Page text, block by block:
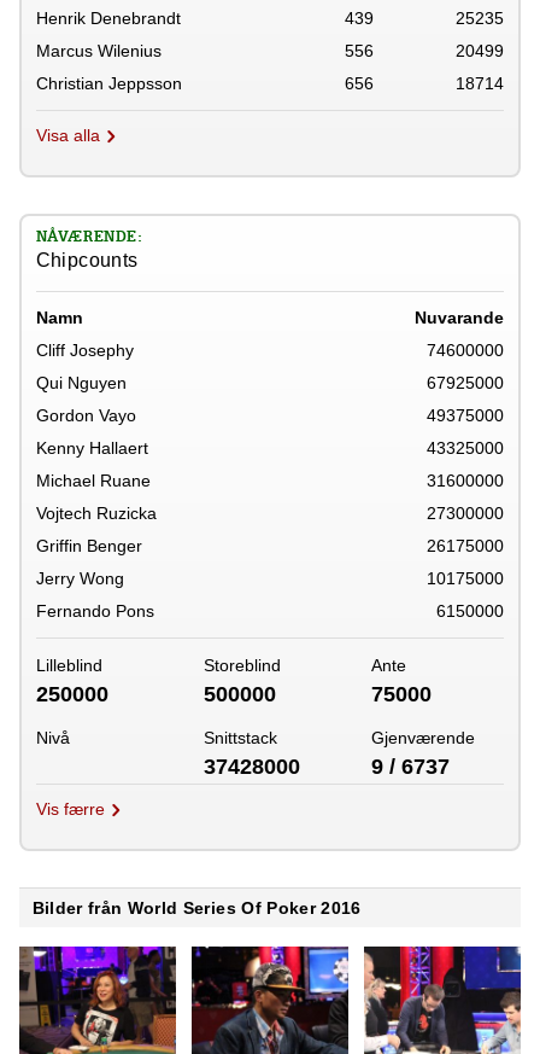
Henrik Denebrandt
439
25235
Marcus Wilenius
556
20499
Christian Jeppsson
656 18714
Visa alla
NÅVÆRENDE:
Chipcounts
Namn
Nuvarande
Cliff Josephy
74600000
Qui Nguyen
67925000
Gordon Vayo
49375000
Kenny Hallaert
43325000
Michael Ruane
31600000
Vojtech Ruzicka
27300000
Griffin Benger
26175000
Jerry Wong
10175000
Fernando Pons
6150000
Lilleblind
250000
Storeblind
500000
Ante
75000
Nivå Snittstack
37428000
Gjenværende
9 / 6737
Vis færre
Bilder från World Series Of Poker 2016